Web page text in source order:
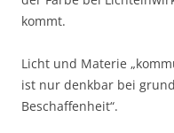
kommt.
Licht und Materie
ist nur denkbar bei
Beschaffenheit“.